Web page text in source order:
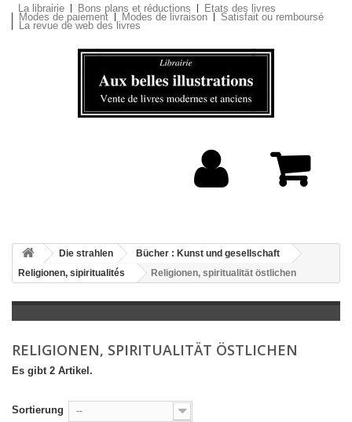
La librairie Bons plans et réductions Etats des livres
Modes de paiement Modes de livraison Satisfait ou remboursé
La revue de web des livres
Die strahlen
Bücher : Kunst und gesellschaft
Religionen, sipiritualités
Religionen, spiritualität östlichen
RELIGIONEN, SPIRITUALITÄT ÖSTLICHEN
Es gibt 2 Artikel.
Sortierung --